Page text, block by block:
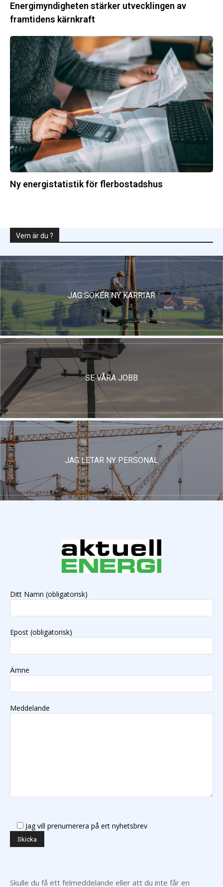
Energimyndigheten stärker utvecklingen av
framtidens kärnkraft
Ny
energistatistik
för
flerbostadshus
Ny energistatistik för flerbostadshus
Vem är du ?
JAG SÖKER NY KARRIÄR
SE VÅRA JOBB
JAG LETAR NY PERSONAL
Ditt Namn (obligatorisk)
Epost (obligatorisk)
Ämne
Meddelande
Jag vill prenumerera på ert nyhetsbrev
Skulle du få ett felmeddelande eller att du inte får en